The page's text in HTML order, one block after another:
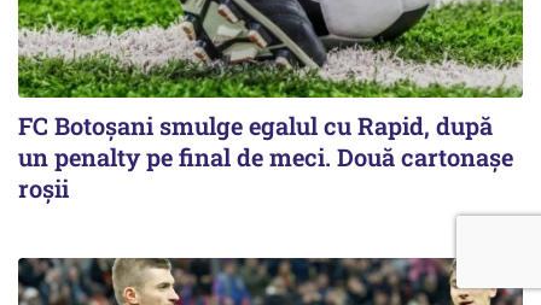
FC Botoşani smulge egalul cu Rapid, după
un penalty pe final de meci. Două cartonaşe
roşii